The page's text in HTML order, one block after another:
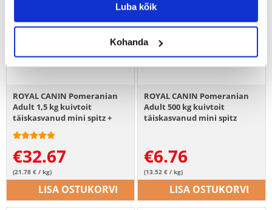
Luba kõik
Kohanda
ROYAL CANIN Pomeranian
Adult 1,5 kg kuivtoit
täiskasvanud mini spitz +
Pomeranian Adult 12x85g
märgtoit
€32.67
(21.78 € / kg)
LISA OSTUKORVI
ROYAL CANIN Pomeranian
Adult 500 kg kuivtoit
täiskasvanud mini spitz
€6.76
(13.52 € / kg)
LISA OSTUKORVI